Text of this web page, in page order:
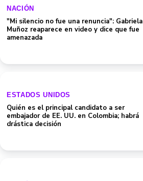
NACIÓN
"Mi silencio no fue una renuncia": Gabriela
Muñoz reaparece en video y dice que fue
amenazada
ESTADOS UNIDOS
Quién es el principal candidato a ser
embajador de EE. UU. en Colombia; habrá
drástica decisión